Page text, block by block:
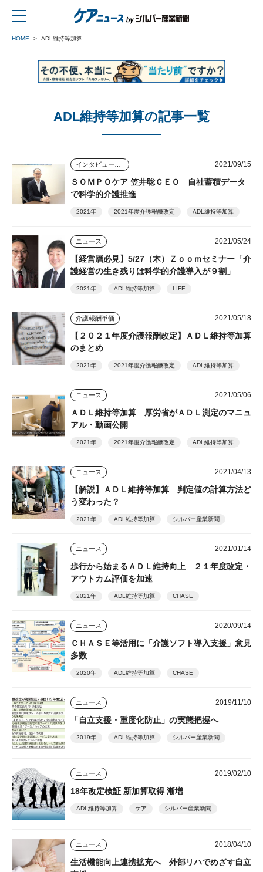
HOME ADL維持等加算
ADL維持等加算の記事一覧
2021/09/15
ＳＯＭＰＯケア 笠井聡ＣＥＯ 自社蓄積データ
で科学的介護推進
2021年 2021年度介護報酬改定 ADL維持等加算
ニュース 2021/05/24
【経営層必見】5/27（木）Ｚｏｏｍセミナー「介
護経営の生き残りは科学的介護導入が９割」
2021年 ADL維持等加算 LIFE
介護報酬単価 2021/05/18
【２０２１年度介護報酬改定】ＡＤＬ維持等加算
のまとめ
2021年 2021年度介護報酬改定 ADL維持等加算
ニュース 2021/05/06
ＡＤＬ維持等加算 厚労省がＡＤＬ測定のマニュ
アル・動画公開
2021年 2021年度介護報酬改定 ADL維持等加算
ニュース 2021/04/13
【解説】ＡＤＬ維持等加算 判定値の計算方法ど
う変わった？
2021年 ADL維持等加算 シルバー産業新聞
ニュース 2021/01/14
歩行から始まるＡＤＬ維持向上 ２１年度改定・
アウトカム評価を加速
2021年 ADL維持等加算 CHASE
ニュース 2020/09/14
ＣＨＡＳＥ等活用に「介護ソフト導入支援」意見
多数
2020年 ADL維持等加算 CHASE
ニュース 2019/11/10
「自立支援・重度化防止」の実態把握へ
2019年 ADL維持等加算 シルバー産業新聞
ニュース 2019/02/10
18年改定検証 新加算取得 漸増
ADL維持等加算 ケア シルバー産業新聞
ニュース 2018/04/10
生活機能向上連携拡充へ 外部リハでめざす自立